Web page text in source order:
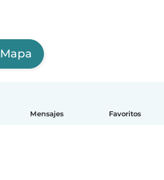
Mensajes Favoritos
Mapa